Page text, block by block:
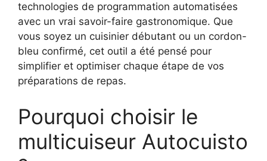
technologies de programmation automatisées
avec un vrai savoir-faire gastronomique. Que
vous soyez un cuisinier débutant ou un cordon-
bleu confirmé, cet outil a été pensé pour
simplifier et optimiser chaque étape de vos
préparations de repas.
Pourquoi choisir le
multicuiseur Autocuisto